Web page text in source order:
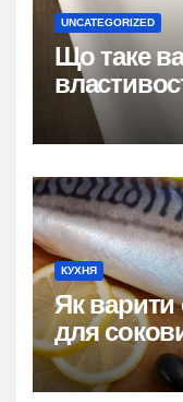
UNCATEGORIZED
Що таке
КУХНЯ
Як варити
для